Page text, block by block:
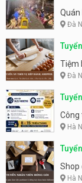
Đà
Tiệm
Đà
Công
Hà
Shop
Hà